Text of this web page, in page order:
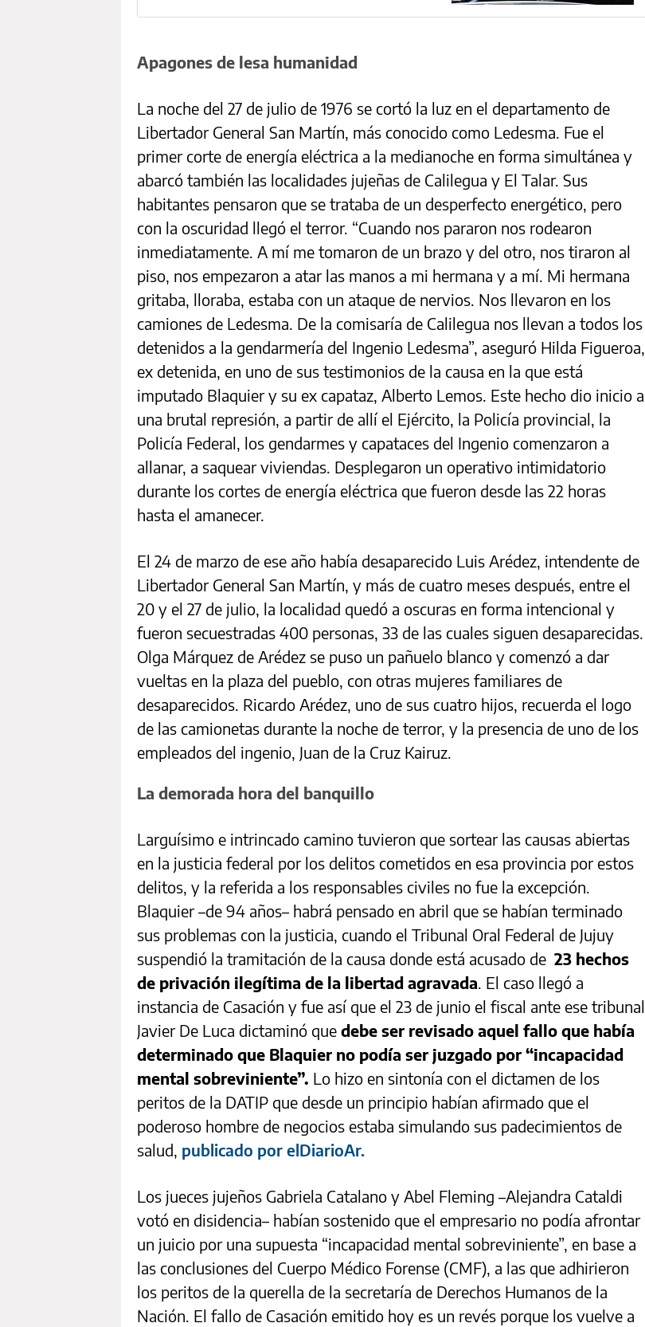
Apagones de lesa humanidad
La noche del 27 de julio de 1976 se cortó la luz en el departamento de
Libertador General San Martín, más conocido como Ledesma. Fue el
primer corte de energía eléctrica a la medianoche en forma simultánea y
abarcó también las localidades jujeñas de Calilegua y El Talar. Sus
habitantes pensaron que se trataba de un desperfecto energético, pero
con la oscuridad llegó el terror. “Cuando nos pararon nos rodearon
inmediatamente. A mí me tomaron de un brazo y del otro, nos tiraron al
piso, nos empezaron a atar las manos a mi hermana y a mí. Mi hermana
gritaba, lloraba, estaba con un ataque de nervios. Nos llevaron en los
camiones de Ledesma. De la comisaría de Calilegua nos llevan a todos los
detenidos a la gendarmería del Ingenio Ledesma”, aseguró Hilda Figueroa,
ex detenida, en uno de sus testimonios de la causa en la que está
imputado Blaquier y su ex capataz, Alberto Lemos. Este hecho dio inicio a
una brutal represión, a partir de allí el Ejército, la Policía provincial, la
Policía Federal, los gendarmes y capataces del Ingenio comenzaron a
allanar, a saquear viviendas. Desplegaron un operativo intimidatorio
durante los cortes de energía eléctrica que fueron desde las 22 horas
hasta el amanecer.
El 24 de marzo de ese año había desaparecido Luis Arédez, intendente de
Libertador General San Martín, y más de cuatro meses después, entre el
20 y el 27 de julio, la localidad quedó a oscuras en forma intencional y
fueron secuestradas 400 personas, 33 de las cuales siguen desaparecidas.
Olga Márquez de Arédez se puso un pañuelo blanco y comenzó a dar
vueltas en la plaza del pueblo, con otras mujeres familiares de
desaparecidos. Ricardo Arédez, uno de sus cuatro hijos, recuerda el logo
de las camionetas durante la noche de terror, y la presencia de uno de los
empleados del ingenio, Juan de la Cruz Kairuz.
La demorada hora del banquillo
Larguísimo e intrincado camino tuvieron que sortear las causas abiertas
en la justicia federal por los delitos cometidos en esa provincia por estos
delitos, y la referida a los responsables civiles no fue la excepción.
Blaquier –de 94 años– habrá pensado en abril que se habían terminado
sus problemas con la justicia, cuando el Tribunal Oral Federal de Jujuy
suspendió la tramitación de la causa donde está acusado de 23 hechos
de privación ilegítima de la libertad agravada. El caso llegó a
instancia de Casación y fue así que el 23 de junio el fiscal ante ese tribunal
Javier De Luca dictaminó que debe ser revisado aquel fallo que había
determinado que Blaquier no podía ser juzgado por “incapacidad
mental sobreviniente”. Lo hizo en sintonía con el dictamen de los
peritos de la DATIP que desde un principio habían afirmado que el
poderoso hombre de negocios estaba simulando sus padecimientos de
salud, publicado por elDiarioAr.
Los jueces jujeños Gabriela Catalano y Abel Fleming –Alejandra Cataldi
votó en disidencia– habían sostenido que el empresario no podía afrontar
un juicio por una supuesta “incapacidad mental sobreviniente”, en base a
las conclusiones del Cuerpo Médico Forense (CMF), a las que adhirieron
los peritos de la querella de la secretaría de Derechos Humanos de la
Nación. El fallo de Casación emitido hoy es un revés porque los vuelve a